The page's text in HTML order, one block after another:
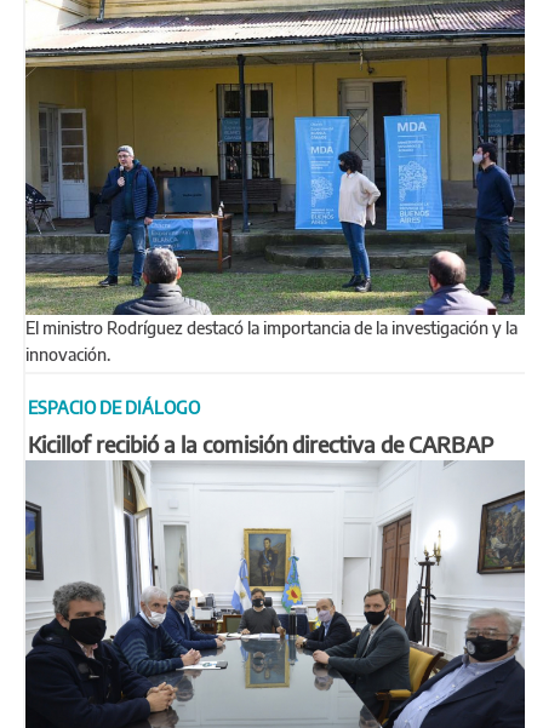
El ministro Rodríguez destacó la importancia de la investigación y la
innovación.
ESPACIO DE DIÁLOGO
Kicillof recibió a la comisión directiva de CARBAP